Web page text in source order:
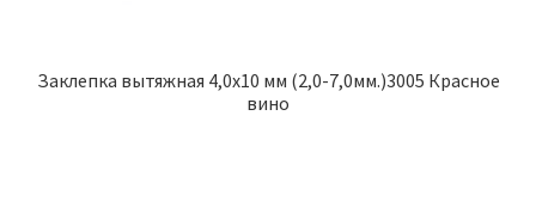
Заклепка вытяжная 4,0х10 мм (2,0-7,0мм.)3005 Красное
вино